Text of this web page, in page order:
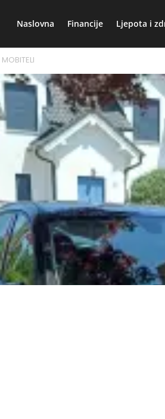
Naslovna Financije Ljepota i